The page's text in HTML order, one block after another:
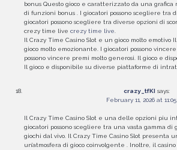
bonus Questo gioco e caratterizzato da una grafica
di funzioni bonus . I giocatori possono scegliere tra
giocatori possono scegliere tra diverse opzioni di
crezy time live crezy time live.
Il Crazy Time Casino Slot e un gioco molto emotivo
gioco molto emozionante. I giocatori possono
possono vincere premi molto generosi. Il gioco e
Il gioco e disponibile su diverse piattaforme di
crazy_tfKI says:
February 11, 2026 at
Il Crazy Time Casino Slot e una delle opzioni piu
giocatori possono scegliere tra una vasta gamma di
giochi dal vivo. Il Crazy Time Casino Slot presenta
un’atmosfera di gioco coinvolgente . Inoltre, il